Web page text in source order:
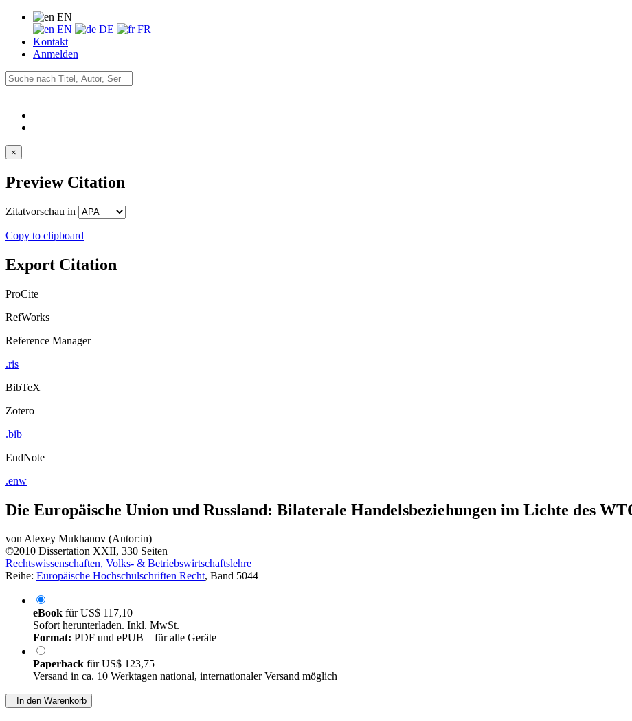
EN
EN
DE
FR
Kontakt
Anmelden
×
Preview Citation
Zitatvorschau in
Copy to clipboard
Export Citation
ProCite
RefWorks
Reference Manager
.ris
BibTeX
Zotero
.bib
EndNote
.enw
Die Europäische Union und Russland: Bilaterale Handelsbeziehungen im Lichte des
vonAlexey Mukhanov (Autor:in)
©2010 Dissertation XXII, 330 Seiten
Rechtswissenschaften, Volks- & Betriebswirtschaftslehre
Reihe: Europäische Hochschulschriften Recht, Band 5044
eBook fürUS$ 117,10
Sofort herunterladen. Inkl. MwSt.
Format: PDF und ePUB – für alle Geräte
Paperback fürUS$ 123,75
Versand in ca. 10 Werktagen national, internationaler Versand möglich
In den Warenkorb